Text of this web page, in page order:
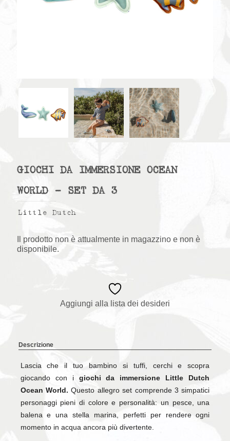
GIOCHI DA IMMERSIONE OCEAN
WORLD – SET DA 3
Little Dutch
Il prodotto non è attualmente in magazzino e non è
disponibile.
Aggiungi alla lista dei desideri
Descrizione
Lascia che il tuo bambino si tuffi, cerchi e scopra
giocando con i giochi da immersione Little Dutch
Ocean World. Questo allegro set comprende 3 simpatici
personaggi pieni di colore e personalità: un pesce, una
balena e una stella marina, perfetti per rendere ogni
momento in acqua ancora più divertente.